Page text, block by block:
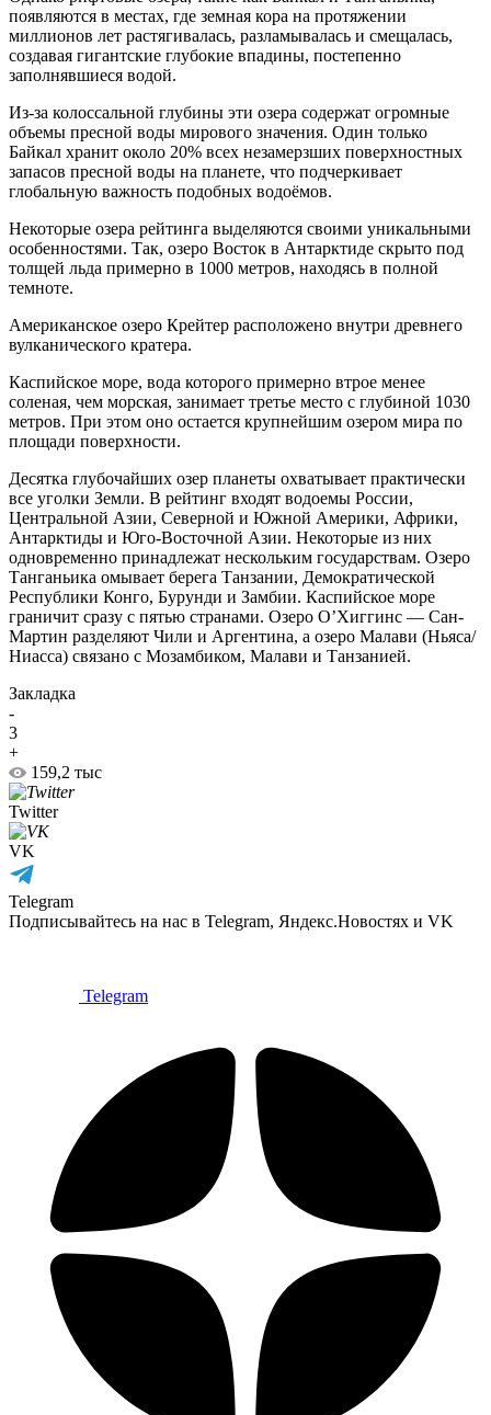
появляются в местах, где земная кора на протяжении
миллионов лет растягивалась, разламывалась и смещалась,
создавая гигантские глубокие впадины, постепенно
заполнявшиеся водой.
Из-за колоссальной глубины эти озера содержат огромные
объемы пресной воды мирового значения. Один только
Байкал хранит около 20% всех незамерзших поверхностных
запасов пресной воды на планете, что подчеркивает
глобальную важность подобных водоёмов.
Некоторые озера рейтинга выделяются своими уникальными
особенностями. Так, озеро Восток в Антарктиде скрыто под
толщей льда примерно в 1000 метров, находясь в полной
темноте.
Американское озеро Крейтер расположено внутри древнего
вулканического кратера.
Каспийское море, вода которого примерно втрое менее
соленая, чем морская, занимает третье место с глубиной 1030
метров. При этом оно остается крупнейшим озером мира по
площади поверхности.
Десятка глубочайших озер планеты охватывает практически
все уголки Земли. В рейтинг входят водоемы России,
Центральной Азии, Северной и Южной Америки, Африки,
Антарктиды и Юго-Восточной Азии. Некоторые из них
одновременно принадлежат нескольким государствам. Озеро
Танганьика омывает берега Танзании, Демократической
Республики Конго, Бурунди и Замбии. Каспийское море
граничит сразу с пятью странами. Озеро О’Хиггинс — Сан-
Мартин разделяют Чили и Аргентина, а озеро Малави (Ньяса/
Ниасса) связано с Мозамбиком, Малави и Танзанией.
Закладка
-
3
+
159,2 тыс
Twitter
VK
Telegram
Подписывайтесь на нас в Telegram, Яндекс.Новостях и VK
Telegram